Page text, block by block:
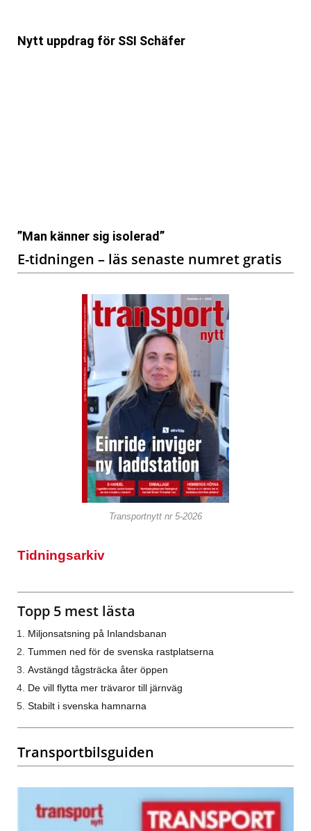
Nytt uppdrag för SSI Schäfer
”Man känner sig isolerad”
E-tidningen – läs senaste numret gratis
Transportnytt nr 5-2026
Tidningsarkiv
Topp 5 mest lästa
Miljonsatsning på Inlandsbanan
Tummen ned för de svenska rastplatserna
Avstängd tågsträcka åter öppen
De vill flytta mer trävaror till järnväg
Stabilt i svenska hamnarna
Transportbilsguiden